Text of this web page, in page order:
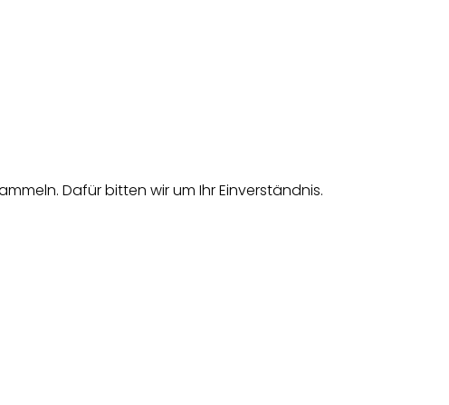
Dafür bitten wir um Ihr Einverständnis.